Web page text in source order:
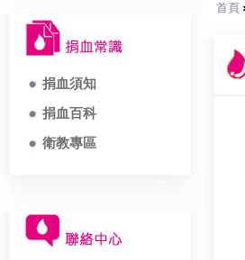
捐血須知
捐血百科
衛教專區
首頁